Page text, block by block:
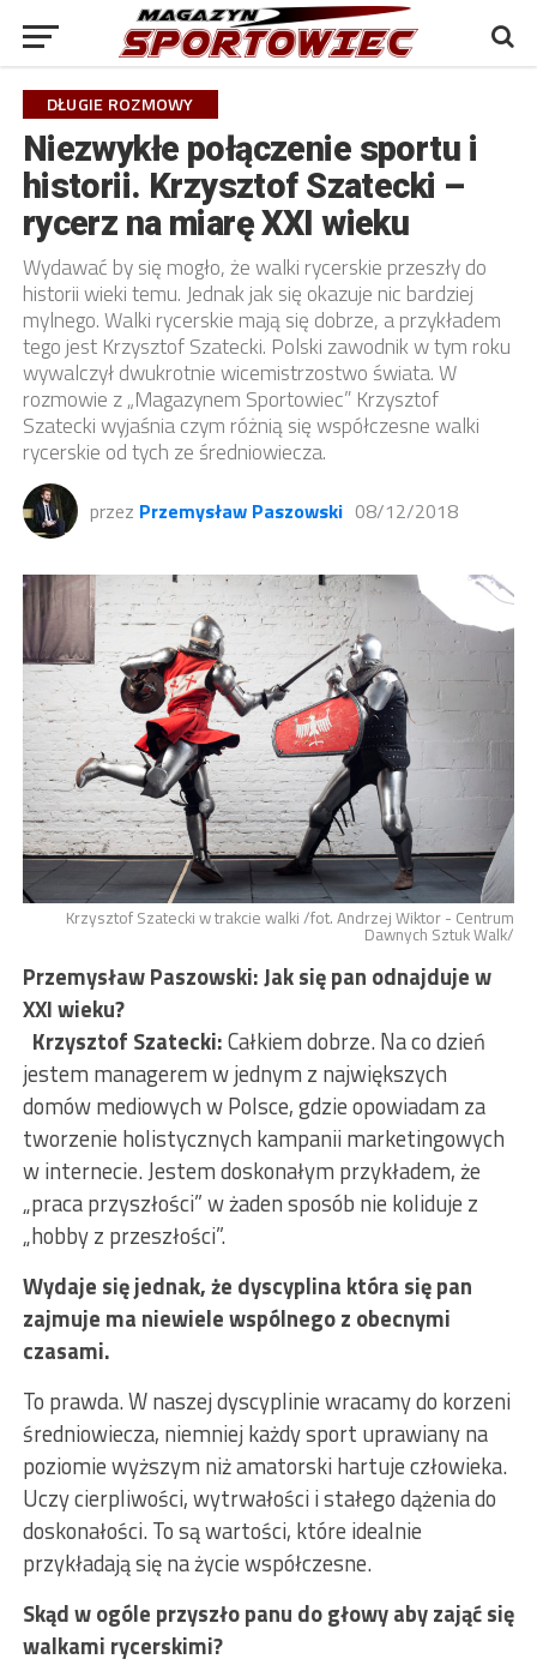
DŁUGIE ROZMOWY
Niezwykłe połączenie sportu i
historii. Krzysztof Szatecki –
rycerz na miarę XXI wieku
Wydawać by się mogło, że walki rycerskie przeszły do
historii wieki temu. Jednak jak się okazuje nic bardziej
mylnego. Walki rycerskie mają się dobrze, a przykładem
tego jest Krzysztof Szatecki. Polski zawodnik w tym roku
wywalczył dwukrotnie wicemistrzostwo świata. W
rozmowie z „Magazynem Sportowiec” Krzysztof
Szatecki wyjaśnia czym różnią się współczesne walki
rycerskie od tych ze średniowiecza.
przez Przemysław Paszowski 08/12/2018
Krzysztof Szatecki w trakcie walki /fot. Andrzej Wiktor - Centrum
Dawnych Sztuk Walk/
Przemysław Paszowski: Jak się pan odnajduje w
XXI wieku?
Krzysztof Szatecki:Całkiem dobrze. Na co dzień
jestem managerem w jednym z największych
domów mediowych w Polsce, gdzie opowiadam za
tworzenie holistycznych kampanii marketingowych
w internecie. Jestem doskonałym przykładem, że
„praca przyszłości” w żaden sposób nie koliduje z
„hobby z przeszłości”.
Wydaje się jednak, że dyscyplina która się pan
zajmuje ma niewiele wspólnego z obecnymi
czasami.
To prawda. W naszej dyscyplinie wracamy do korzeni
średniowiecza, niemniej każdy sport uprawiany na
poziomie wyższym niż amatorski hartuje człowieka.
Uczy cierpliwości, wytrwałości i stałego dążenia do
doskonałości. To są wartości, które idealnie
przykładają się na życie współczesne.
Skąd w ogóle przyszło panu do głowy aby zająć się
walkami rycerskimi?